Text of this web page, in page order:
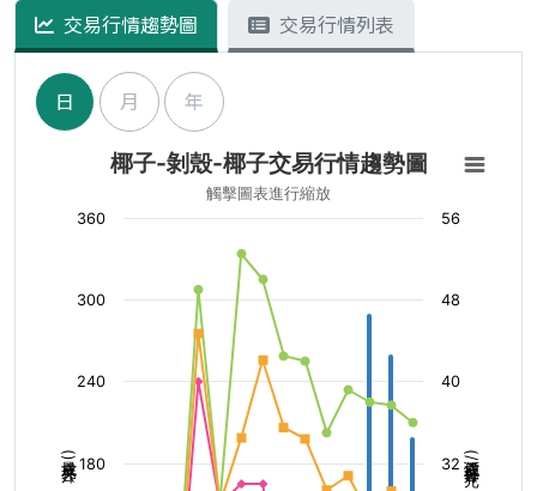
交易行情趨勢圖 交易行情列表
日 月 年
椰子-剝殼-椰子交易行情趨勢圖
觸擊圖表進行縮放
300
180
240
360
32
40
48
56
成交量(公斤) 成交價(每公斤/元)